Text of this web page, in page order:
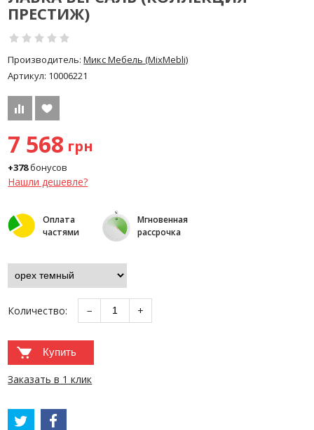
ПРЕСТИЖ)
Производитель:Микс Мебель (MixMebli)
Артикул: 10006221
7 568 грн
+378бонусов
Нашли дешевле?
Оплата
частями
Мгновенная
рассрочка
Количество: − +
Купить
Заказать в 1 клик